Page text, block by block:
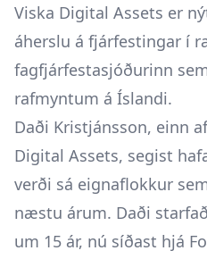
Viska Digital Assets er
áherslu á fjárfestingar í
fagfjárfestasjóðurinn
rafmyntum á Íslandi.
Daði Kristjánsson, einn
Digital Assets, segist
verði sá eignaflokkur
næstu árum. Daði
um 15 ár, nú síðast hjá